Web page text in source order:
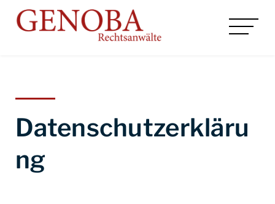
Datenschutzerkläru
ng